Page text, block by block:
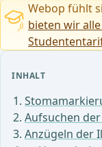
INHALT
Aufsuchen
Anzügeln der
Webop fühlt
bieten wir